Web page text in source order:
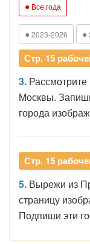
● Все года
● 2023-2026 ●
Стр. 15
3.
Москвы.
города
Стр. 15
5. Вырежи из
страницу
Подпиши эти